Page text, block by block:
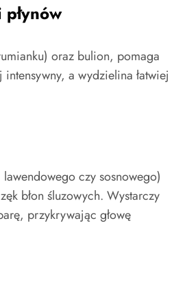
oraz bulion, pomaga
a wydzielina łatwiej
czy sosnowego)
błon śluzowych. Wystarczy
przykrywając głowę